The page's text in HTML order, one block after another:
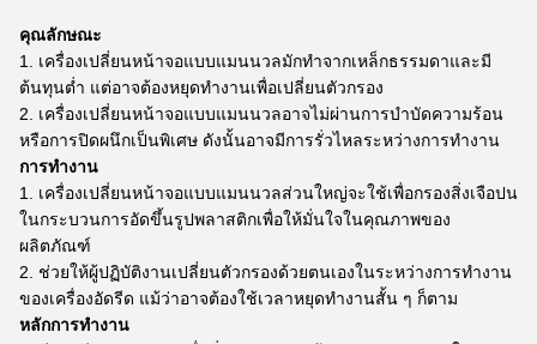
คุณลักษณะ
เครื่องเปลี่ยนหน้าจอแบบแมนนวลมักทำจากเหล็กธรรมดาและมี
ต้นทุนต่ำ แต่อาจต้องหยุดทำงานเพื่อเปลี่ยนตัวกรอง
เครื่องเปลี่ยนหน้าจอแบบแมนนวลอาจไม่ผ่านการบำบัดความร้อน
หรือการปิดผนึกเป็นพิเศษ ดังนั้นอาจมีการรั่วไหลระหว่างการทำงาน
การทำงาน
เครื่องเปลี่ยนหน้าจอแบบแมนนวลส่วนใหญ่จะใช้เพื่อกรองสิ่งเจือปน
ในกระบวนการอัดขึ้นรูปพลาสติกเพื่อให้มั่นใจในคุณภาพของ
ผลิตภัณฑ์
ช่วยให้ผู้ปฏิบัติงานเปลี่ยนตัวกรองด้วยตนเองในระหว่างการทำงาน
ของเครื่องอัดรีด แม้ว่าอาจต้องใช้เวลาหยุดทำงานสั้น ๆ ก็ตาม
หลักการทำงาน